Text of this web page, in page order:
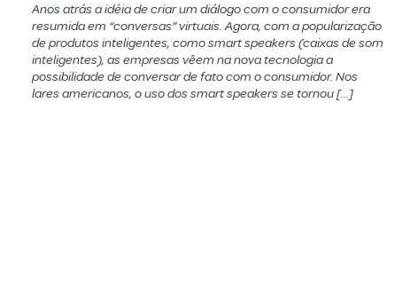
Anos atrás a idéia de criar um diálogo com o consumidor era
resumida em “conversas” virtuais. Agora, com a popularização
de produtos inteligentes, como smart speakers (caixas de som
inteligentes), as empresas vêem na nova tecnologia a
possibilidade de conversar de fato com o consumidor. Nos
lares americanos, o uso dos smart speakers se tornou […]